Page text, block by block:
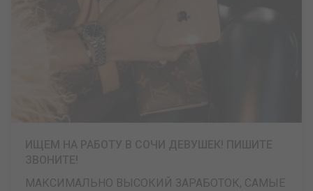
МАКСИМАЛЬНО ВЫСОКИЙ ЗАРАБОТОК, САМЫЕ